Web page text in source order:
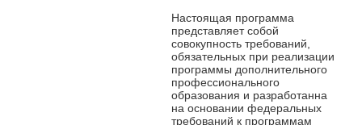
Настоящая программа
представляет собой
совокупность требований,
обязательных при реализации
программы дополнительного
профессионального
образования и разработанна
на основании федеральных
требований к программам